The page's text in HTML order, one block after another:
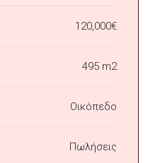
120,000€
495 m2
Οικόπεδο
Πωλήσεις